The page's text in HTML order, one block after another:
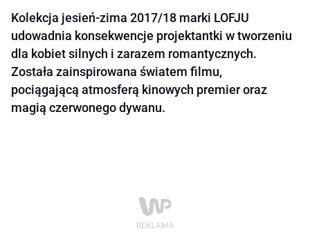
Kolekcja jesień-zima 2017/18 marki LOFJU
udowadnia konsekwencje projektantki w tworzeniu
dla kobiet silnych i zarazem romantycznych.
Została zainspirowana światem filmu,
pociągającą atmosferą kinowych premier oraz
magią czerwonego dywanu.